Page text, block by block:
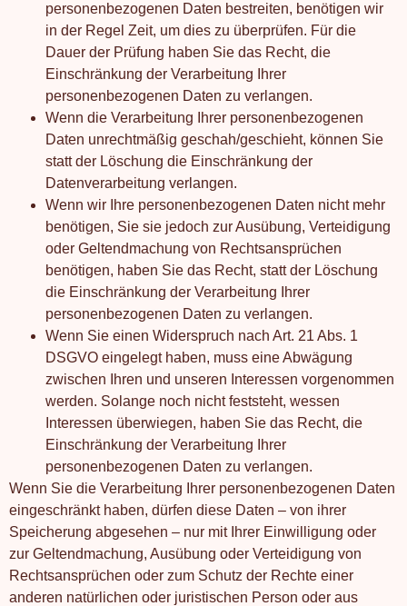
personenbezogenen Daten bestreiten, benötigen wir
in der Regel Zeit, um dies zu überprüfen. Für die
Dauer der Prüfung haben Sie das Recht, die
Einschränkung der Verarbeitung Ihrer
personenbezogenen Daten zu verlangen.
Wenn die Verarbeitung Ihrer personenbezogenen
Daten unrechtmäßig geschah/geschieht, können Sie
statt der Löschung die Einschränkung der
Datenverarbeitung verlangen.
Wenn wir Ihre personenbezogenen Daten nicht mehr
benötigen, Sie sie jedoch zur Ausübung, Verteidigung
oder Geltendmachung von Rechtsansprüchen
benötigen, haben Sie das Recht, statt der Löschung
die Einschränkung der Verarbeitung Ihrer
personenbezogenen Daten zu verlangen.
Wenn Sie einen Widerspruch nach Art. 21 Abs. 1
DSGVO eingelegt haben, muss eine Abwägung
zwischen Ihren und unseren Interessen vorgenommen
werden. Solange noch nicht feststeht, wessen
Interessen überwiegen, haben Sie das Recht, die
Einschränkung der Verarbeitung Ihrer
personenbezogenen Daten zu verlangen.
Wenn Sie die Verarbeitung Ihrer personenbezogenen Daten
eingeschränkt haben, dürfen diese Daten – von ihrer
Speicherung abgesehen – nur mit Ihrer Einwilligung oder
zur Geltendmachung, Ausübung oder Verteidigung von
Rechtsansprüchen oder zum Schutz der Rechte einer
anderen natürlichen oder juristischen Person oder aus